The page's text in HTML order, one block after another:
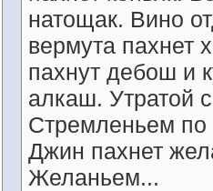
натощак. Вино
вермута пахнет
пахнут дебош и
алкаш. Утратой
Стремленьем по
Джин пахнет
Желаньем...